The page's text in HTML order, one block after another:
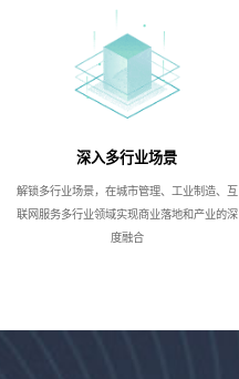
深入多行业场景
解锁多行业场景，在城市管理、工业制造、互
联网服务多行业领域实现商业落地和产业的深
度融合